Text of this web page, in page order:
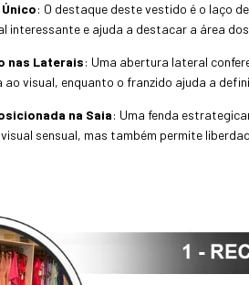
: O destaque deste vestido é o laço
interessante e ajuda a destacar a área
nas Laterais: Uma abertura lateral
ao visual, enquanto o franzido ajuda a
na Saia: Uma fenda
sensual, mas também permite